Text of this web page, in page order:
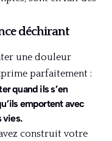
déchirant
une douleur
parfaitement :
quand ils s’en
emportent avec
vies.
avez construit votre